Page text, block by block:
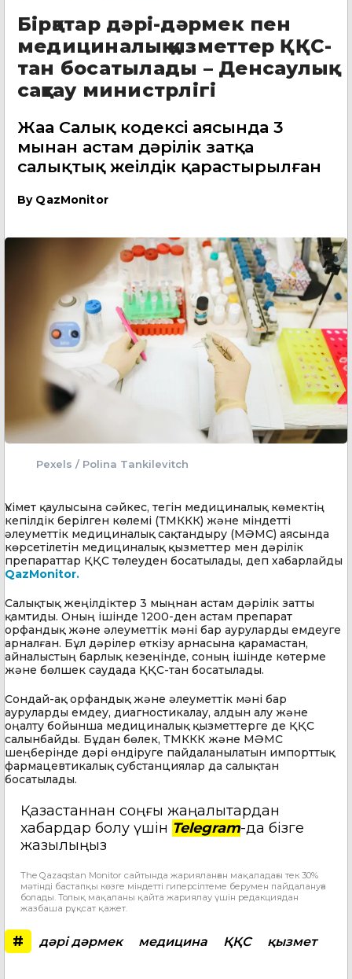
Бірқатар дәрі-дәрмек пен
медициналық қызметтер ҚҚС-
тан босатылады – Денсаулық
сақтау министрлігі
Жаңа Салық кодексі аясында 3
мыңнан астам дәрілік затқа
салықтық жеңілдік қарастырылған
By QazMonitor
Pexels / Polina Tankilevitch
Үкімет қаулысына сәйкес, тегін медициналық көмектің
кепілдік берілген көлемі (ТМККК) және міндетті
әлеуметтік медициналық сақтандыру (МӘМС) аясында
көрсетілетін медициналық қызметтер мен дәрілік
препараттар ҚҚС төлеуден босатылады, деп хабарлайды
QazMonitor.
Салықтық жеңілдіктер 3 мыңнан астам дәрілік затты
қамтиды. Оның ішінде 1200-ден астам препарат
орфандық және әлеуметтік мәні бар ауруларды емдеуге
арналған. Бұл дәрілер өткізу арнасына қарамастан,
айналыстың барлық кезеңінде, соның ішінде көтерме
және бөлшек саудада ҚҚС-тан босатылады.
Сондай-ақ орфандық және әлеуметтік мәні бар
ауруларды емдеу, диагностикалау, алдын алу және
оңалту бойынша медициналық қызметтерге де ҚҚС
салынбайды. Бұдан бөлек, ТМККК және МӘМС
шеңберінде дәрі өндіруге пайдаланылатын импорттық
фармацевтикалық субстанциялар да салықтан
босатылады.
Қазақстаннан соңғы жаңалықтардан
хабардар болу үшін Telegram-да бізге
жазылыңыз
The Qazaqstan Monitor сайтында жарияланған мақаладағы тек 30%
мәтінді бастапқы көзге міндетті гиперсілтеме берумен пайдалануға
болады. Толық мақаланы қайта жариялау үшін редакциядан
жазбаша рұқсат қажет.
# дәрі дәрмек медицина ҚҚС қызмет